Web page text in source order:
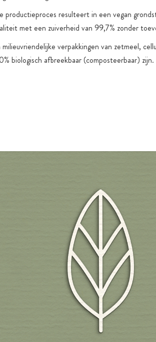
productieproces resulteert in een vegan
met een zuiverheid van 99,7% zonder
verpakkingen van zetmeel,
biologisch afbreekbaar (composteerbaar) zijn.